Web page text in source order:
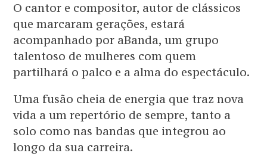
O cantor e compositor, autor de clássicos
que marcaram gerações, estará
acompanhado por aBanda, um grupo
talentoso de mulheres com quem
partilhará o palco e a alma do espectáculo.
Uma fusão cheia de energia que traz nova
vida a um repertório de sempre, tanto a
solo como nas bandas que integrou ao
longo da sua carreira.